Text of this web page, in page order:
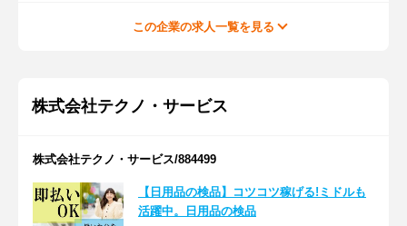
この企業の求人一覧を見る
株式会社テクノ・サービス
株式会社テクノ・サービス/884499
【日用品の検品】コツコツ稼げる!ミドルも
活躍中。日用品の検品